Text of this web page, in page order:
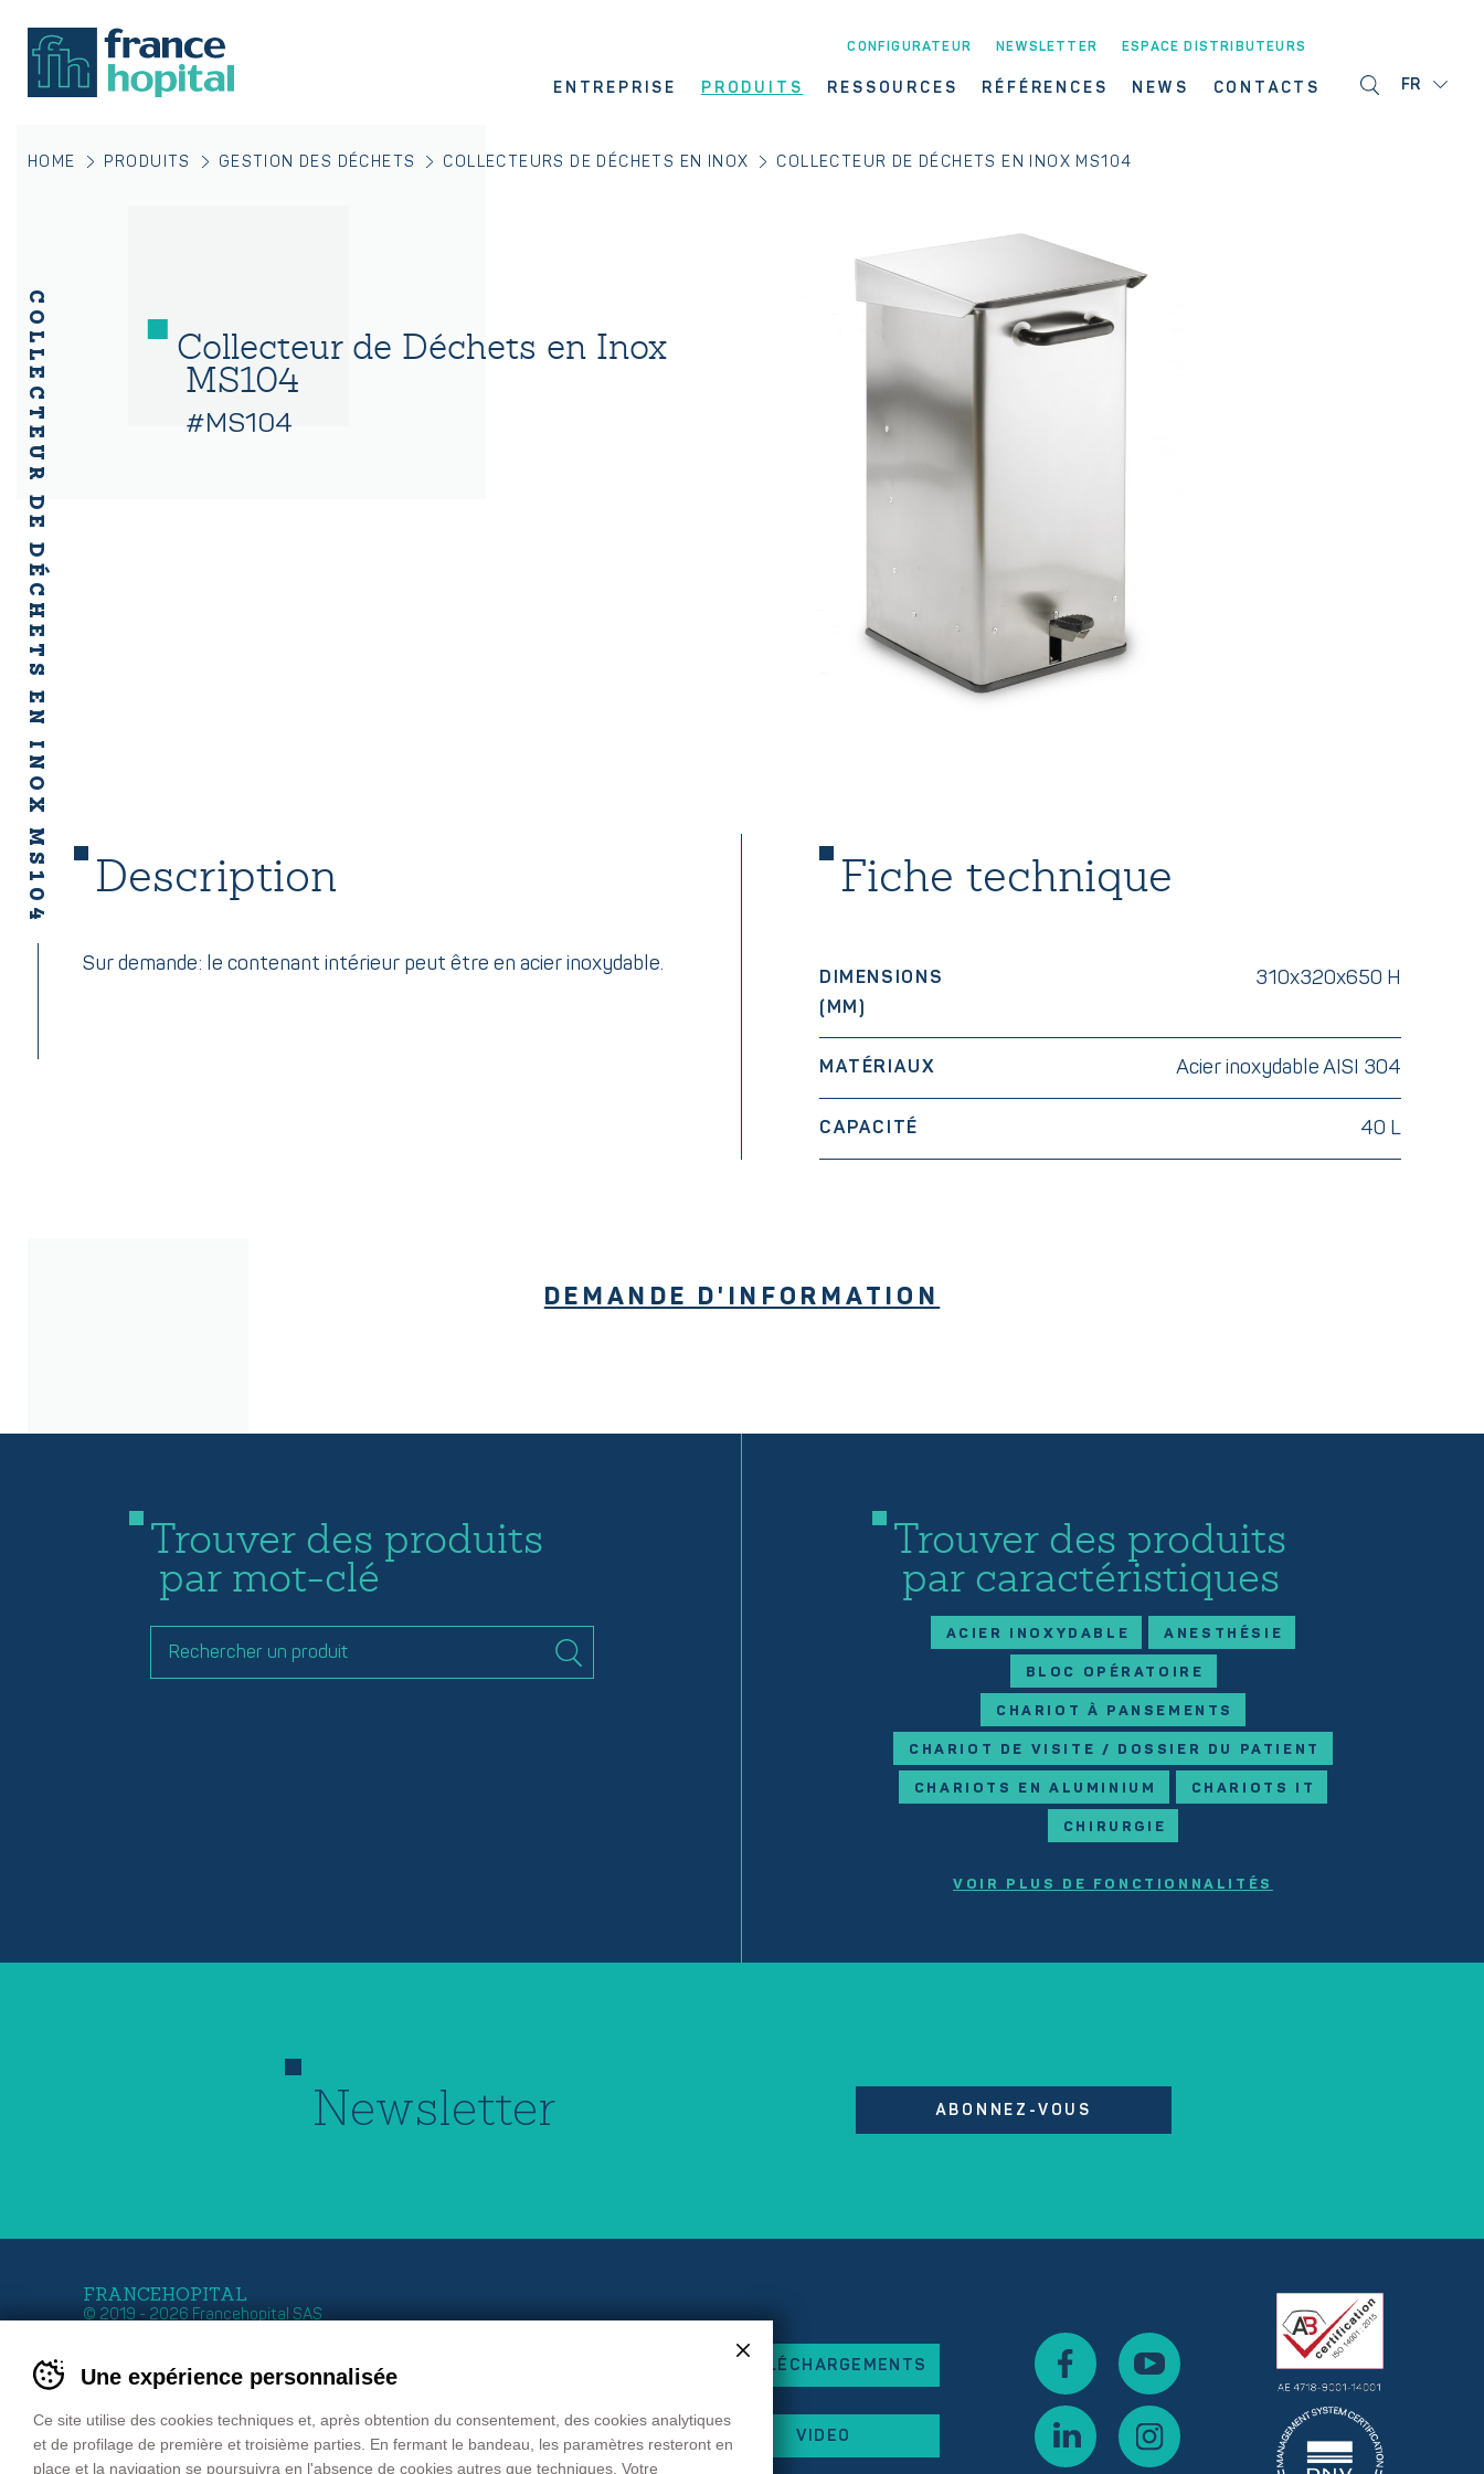
ENTREPRISE PRODUITS RESSOURCES RÉFÉRENCES NEWS CONTACTS
CONFIGURATEUR NEWSLETTER ESPACE DISTRIBUTEURS
FR
COLLECTEUR DE DÉCHETS EN INOX MS104
HOME PRODUITS GESTION DES DÉCHETS COLLECTEURS DE DÉCHETS EN INOX COLLECTEUR DE DÉCHETS EN INOX MS104
Collecteur de Déchets en Inox
MS104
#MS104
Description
Sur demande: le contenant intérieur peut être en acier inoxydable.
Fiche technique
DIMENSIONS
(MM)
310x320x650 H
MATÉRIAUX Acier inoxydable AISI 304
CAPACITÉ 40 L
DEMANDE D'INFORMATION
Trouver des produits
par mot-clé
Trouver des produits
par caractéristiques
ACIER INOXYDABLE ANESTHÉSIE
BLOC OPÉRATOIRE
CHARIOT À PANSEMENTS
CHARIOT DE VISITE / DOSSIER DU PATIENT
CHARIOTS EN ALUMINIUM CHARIOTS IT
CHIRURGIE
VOIR PLUS DE FONCTIONNALITÉS
Newsletter ABONNEZ-VOUS
FRANCEHOPITAL
© 2019 - 2026 Francehopital SAS
Zona Industriale 11
Tel. +39 0473 552 611
Fax +39 0473 552 699
email info@francehopital.com
Z.I. Ouest – 27 Rue Georges Besse
67151 ERSTEIN Cedex
FRANCE
TÉLÉCHARGEMENTS
VIDEO
Une expérience personnalisée
Ce site utilise des cookies techniques et, après obtention du consentement, des cookies analytiques
et de profilage de première et troisième parties. En fermant le bandeau, les paramètres resteront en
place et la navigation se poursuivra en l'absence de cookies autres que techniques. Votre